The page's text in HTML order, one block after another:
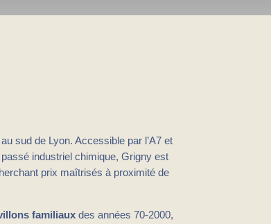
sud de Lyon. Accessible par l’A7 et
industriel chimique, Grigny est
prix maîtrisés à proximité de
familiaux des années 70-2000,